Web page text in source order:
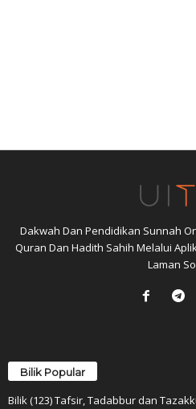
Dakwah Dan Pendidikan Sunnah
Quran Dan Hadith Sahih Melalui
Laman
Bilik Popular
Bilik (123) Tafsir, Tadabbur dan